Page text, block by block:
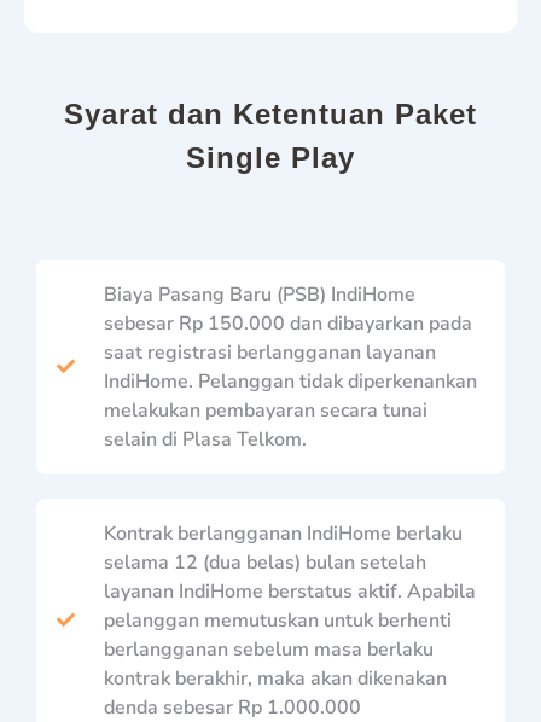
Syarat dan Ketentuan Paket
Single Play
Biaya Pasang Baru (PSB) IndiHome
sebesar Rp 150.000 dan dibayarkan pada
saat registrasi berlangganan layanan
IndiHome. Pelanggan tidak diperkenankan
melakukan pembayaran secara tunai
selain di Plasa Telkom.
Kontrak berlangganan IndiHome berlaku
selama 12 (dua belas) bulan setelah
layanan IndiHome berstatus aktif. Apabila
pelanggan memutuskan untuk berhenti
berlangganan sebelum masa berlaku
kontrak berakhir, maka akan dikenakan
denda sebesar Rp 1.000.000